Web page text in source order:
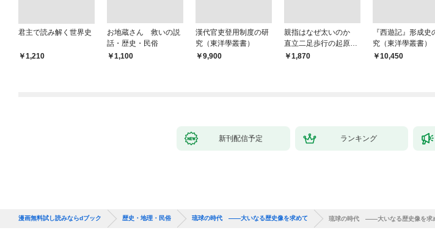
君主で読み解く世界史
￥1,210
お地蔵さん 救いの説
話・歴史・民俗
￥1,100
漢代官吏登用制度の研
究（東洋學叢書）
￥9,900
親指はなぜ太いのか
直立二足歩行の起原に
迫る
￥1,870
『西遊記』形成史
究（東洋學叢書）
￥10,450
新刊配信予定 ランキング
漫画無料試し読みならdブック 歴史・地理・民俗 琉球の時代 ――大いなる歴史像を求めて 琉球の時代 ――大いなる歴史像を求